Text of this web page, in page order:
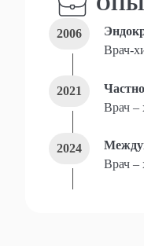
2006
Врач-
2021
Врач –
2024
Врач –